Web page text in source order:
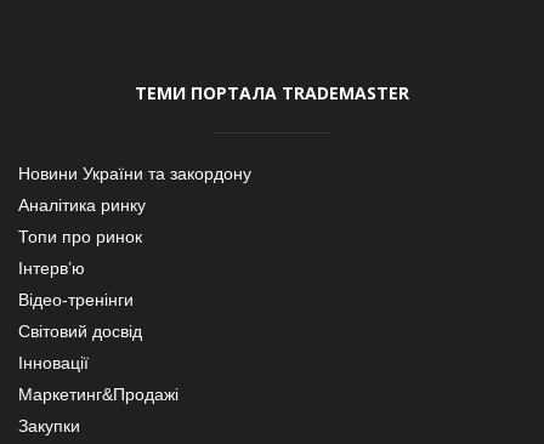
ТЕМИ ПОРТАЛА TRADEMASTER
Новини України та закордону
Аналітика ринку
Топи про ринок
Інтерв’ю
Відео-тренінги
Світовий досвід
Інновації
Маркетинг&Продажі
Закупки